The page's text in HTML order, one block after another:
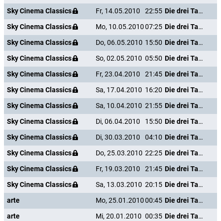
Sky Cinema Classics
Fr, 14.05.2010 22:55
Die drei Tage des Condor
Sky Cinema Classics
Mo, 10.05.201007:25
Die drei Tage des Condor
Sky Cinema Classics
Do, 06.05.2010 15:50
Die drei Tage des Condor
Sky Cinema Classics
So, 02.05.2010 05:50
Die drei Tage des Condor
Sky Cinema Classics
Fr, 23.04.2010 21:45
Die drei Tage des Condor
Sky Cinema Classics
Sa, 17.04.2010 16:20
Die drei Tage des Condor
Sky Cinema Classics
Sa, 10.04.2010 21:55
Die drei Tage des Condor
Sky Cinema Classics
Di, 06.04.2010 15:50
Die drei Tage des Condor
Sky Cinema Classics
Di, 30.03.2010 04:10
Die drei Tage des Condor
Sky Cinema Classics
Do, 25.03.2010 22:25
Die drei Tage des Condor
Sky Cinema Classics
Fr, 19.03.2010 21:45
Die drei Tage des Condor
Sky Cinema Classics
Sa, 13.03.2010 20:15
Die drei Tage des Condor
arte
Mo, 25.01.201000:45
Die drei Tage des Condor
arte
Mi, 20.01.2010 00:35
Die drei Tage des Condor